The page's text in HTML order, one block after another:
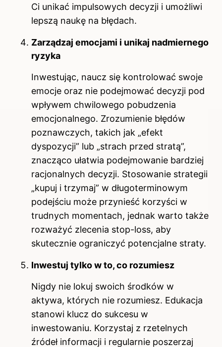
Ci unikać impulsowych decyzji i umożliwi
lepszą naukę na błędach.
Zarządzaj emocjami i unikaj nadmiernego
ryzyka
Inwestując, naucz się kontrolować swoje
emocje oraz nie podejmować decyzji pod
wpływem chwilowego pobudzenia
emocjonalnego. Zrozumienie błędów
poznawczych, takich jak „efekt
dyspozycji” lub „strach przed stratą”,
znacząco ułatwia podejmowanie bardziej
racjonalnych decyzji. Stosowanie strategii
„kupuj i trzymaj” w długoterminowym
podejściu może przynieść korzyści w
trudnych momentach, jednak warto także
rozważyć zlecenia stop-loss, aby
skutecznie ograniczyć potencjalne straty.
Inwestuj tylko w to, co rozumiesz
Nigdy nie lokuj swoich środków w
aktywa, których nie rozumiesz. Edukacja
stanowi klucz do sukcesu w
inwestowaniu. Korzystaj z rzetelnych
źródeł informacji i regularnie poszerzaj